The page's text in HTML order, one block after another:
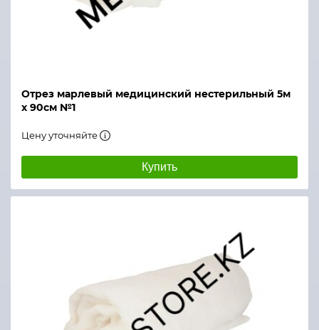
Отрез марлевый медицинский нестерильный 5м
х 90см №1
Цену уточняйте
Купить